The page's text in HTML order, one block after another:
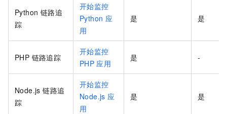
Python 链路追
踪
开始监控
Python 应
用
是 是
PHP 链路追踪
开始监控
PHP 应用
是 -
Node.js 链路追
踪
开始监控
Node.js 应
用
是 是